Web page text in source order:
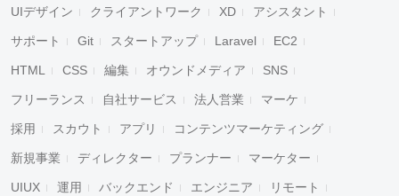
UIデザイン クライアントワーク XD アシスタント
サポート Git スタートアップ Laravel EC2
HTML CSS 編集 オウンドメディア SNS
フリーランス 自社サービス 法人営業 マーケ
採用 スカウト アプリ コンテンツマーケティング
新規事業 ディレクター プランナー マーケター
UIUX 運用 バックエンド エンジニア リモート